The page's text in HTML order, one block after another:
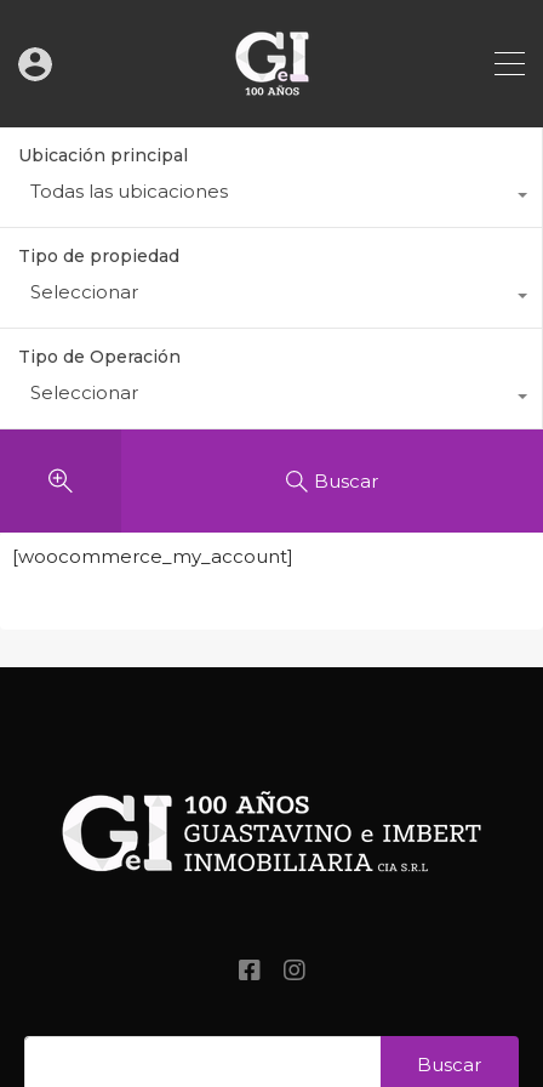
Ubicación principal
Todas las ubicaciones
Tipo de propiedad
Seleccionar
Tipo de Operación
Seleccionar
Buscar
[woocommerce_my_account]